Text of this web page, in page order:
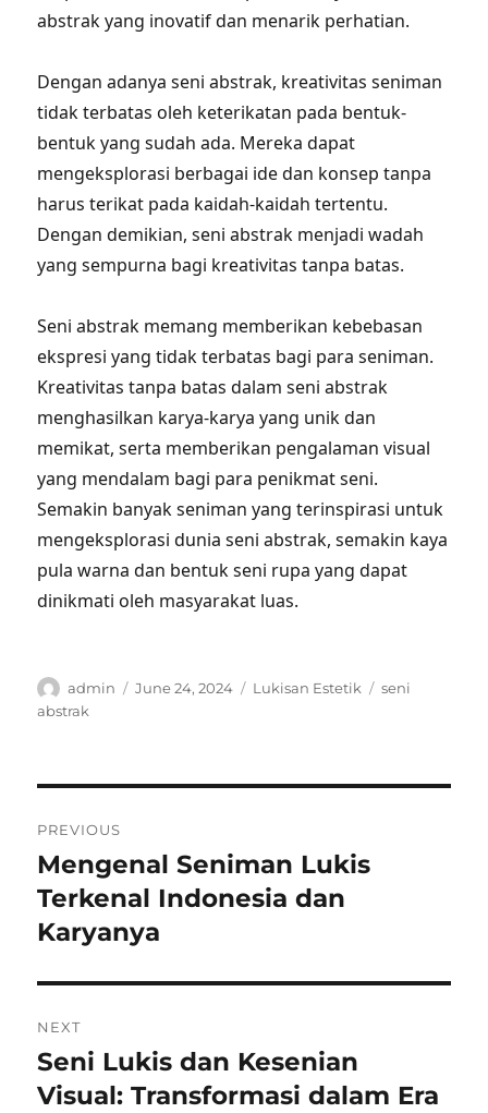
abstrak yang inovatif dan menarik perhatian.
Dengan adanya seni abstrak, kreativitas seniman
tidak terbatas oleh keterikatan pada bentuk-
bentuk yang sudah ada. Mereka dapat
mengeksplorasi berbagai ide dan konsep tanpa
harus terikat pada kaidah-kaidah tertentu.
Dengan demikian, seni abstrak menjadi wadah
yang sempurna bagi kreativitas tanpa batas.
Seni abstrak memang memberikan kebebasan
ekspresi yang tidak terbatas bagi para seniman.
Kreativitas tanpa batas dalam seni abstrak
menghasilkan karya-karya yang unik dan
memikat, serta memberikan pengalaman visual
yang mendalam bagi para penikmat seni.
Semakin banyak seniman yang terinspirasi untuk
mengeksplorasi dunia seni abstrak, semakin kaya
pula warna dan bentuk seni rupa yang dapat
dinikmati oleh masyarakat luas.
Author
admin
Posted
June 24, 2024 Categories
Lukisan Estetik Tags
seni
abstrak
navigation
PREVIOUS
Previous
post:
Mengenal Seniman Lukis
Terkenal Indonesia dan
Karyanya
NEXT
Next
post:
Seni Lukis dan Kesenian
Visual: Transformasi dalam Era